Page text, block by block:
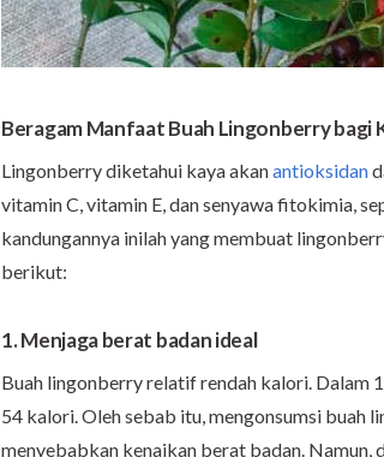
Beragam Manfaat Buah Lingonberry bagi
Lingonberry diketahui kaya akanantioksidan
vitamin C, vitamin E, dan senyawa fitokimia,
kandungannya inilah yang membuat
berikut:
1. Menjaga berat badan ideal
Buah lingonberry relatif rendah kalori. Dalam
54 kalori. Oleh sebab itu, mengonsumsi buah
menyebabkan kenaikan berat badan. Namun,